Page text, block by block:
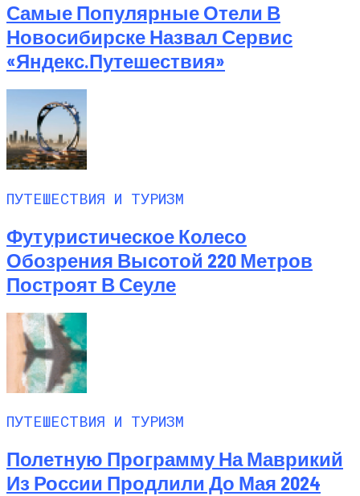
Самые Популярные Отели В
Новосибирске Назвал Сервис
«Яндекс.Путешествия»
ПУТЕШЕСТВИЯ И ТУРИЗМ
Футуристическое Колесо
Обозрения Высотой 220 Метров
Построят В Сеуле
ПУТЕШЕСТВИЯ И ТУРИЗМ
Полетную Программу На Маврикий
Из России Продлили До Мая 2024